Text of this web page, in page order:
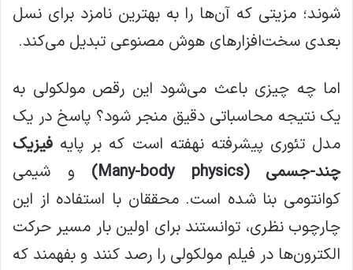
شوند؛ مزیتی که آن‌ها را به بهترین نامزد برای نسل
بعدی سخت‌افزارهای هوش مصنوعی تبدیل می‌کند.
اما چه چیزی باعث می‌شود این رقص مولکولی به
یک نتیجه محاسباتی دقیق منجر شود؟ پاسخ در یک
مدل تئوری پیشرفته نهفته است که بر پایه فیزیک
چند-جسمی (Many-body physics)
و شیمی
کوانتومی بنا شده است. محققان با استفاده از این
چارچوب نظری، توانستند برای اولین بار مسیر حرکت
الکترون‌ها در فیلم مولکولی را رصد کنند و بفهمند که